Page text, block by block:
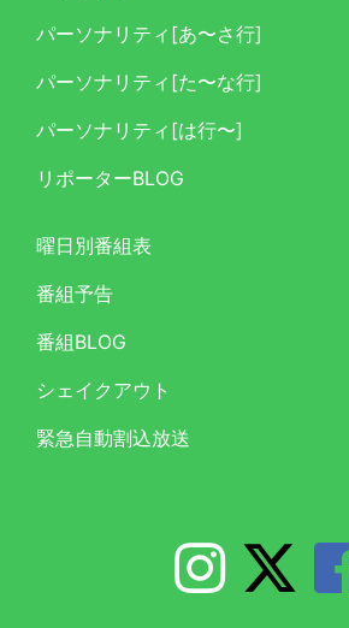
パーソナリティ[あ〜さ行]
パーソナリティ[た〜な行]
パーソナリティ[は行〜]
リポーターBLOG
曜日別番組表
番組予告
番組BLOG
シェイクアウト
緊急自動割込放送